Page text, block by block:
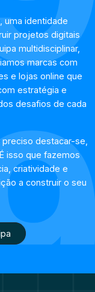
uma identidade
projetos digitais
multidisciplinar,
marcas com
e lojas online que
estratégia e
desafios de cada
destacar-se,
isso que fazemos
criatividade e
a construir o seu